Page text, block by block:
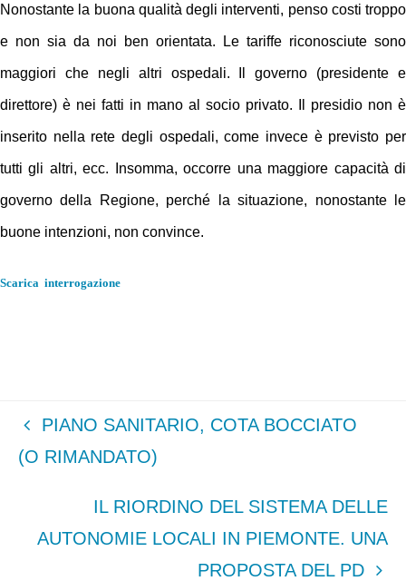
Nonostante la buona qualità degli interventi, penso costi troppo
e non sia da noi ben orientata. Le tariffe riconosciute sono
maggiori che negli altri ospedali. Il governo (presidente e
direttore) è nei fatti in mano al socio privato. Il presidio non è
inserito nella rete degli ospedali, come invece è previsto per
tutti gli altri, ecc. Insomma, occorre una maggiore capacità di
governo della Regione, perché la situazione, nonostante le
buone intenzioni, non convince.
Scarica interrogazione
PIANO SANITARIO, COTA BOCCIATO
(O RIMANDATO)
IL RIORDINO DEL SISTEMA DELLE
AUTONOMIE LOCALI IN PIEMONTE. UNA
PROPOSTA DEL PD